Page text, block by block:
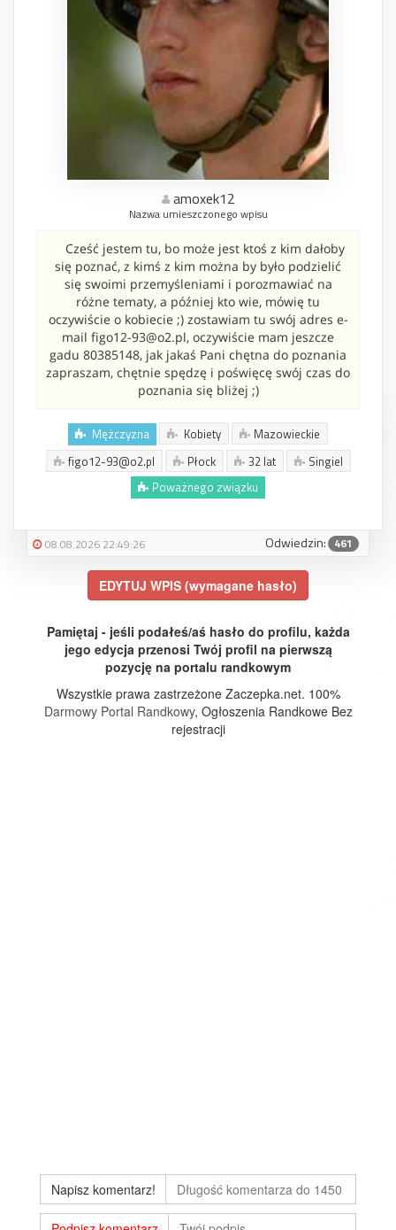
amoxek12
Nazwa umieszczonego wpisu
Cześć jestem tu, bo może jest ktoś z kim dałoby
się poznać, z kimś z kim można by było podzielić
się swoimi przemyśleniami i porozmawiać na
różne tematy, a później kto wie, mówię tu
oczywiście o kobiecie ;) zostawiam tu swój adres e-
mail figo12-93@o2.pl, oczywiście mam jeszcze
gadu 80385148, jak jakaś Pani chętna do poznania
zapraszam, chętnie spędzę i poświęcę swój czas do
poznania się bliżej ;)
Mężczyzna Kobiety
Mazowieckie
figo12-93@o2.pl
Płock 32 lat
Singiel
Poważnego związku
08.08.2026 22:49:26 Odwiedzin: 461
EDYTUJ WPIS (wymagane hasło)
Pamiętaj - jeśli podałeś/aś hasło do profilu, każda
jego edycja przenosi Twój profil na pierwszą
pozycję na portalu randkowym
Wszystkie prawa zastrzeżone Zaczepka.net. 100%
Darmowy Portal Randkowy, Ogłoszenia Randkowe Bez
rejestracji
Napisz komentarz!